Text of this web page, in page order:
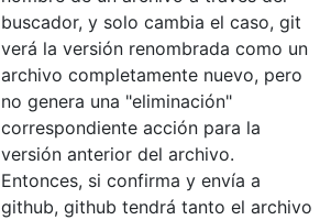
buscador, y solo cambia el caso, git
verá la versión renombrada como un
archivo completamente nuevo, pero
no genera una "eliminación"
correspondiente acción para la
versión anterior del archivo.
Entonces, si confirma y envía a
github, github tendrá tanto el archivo